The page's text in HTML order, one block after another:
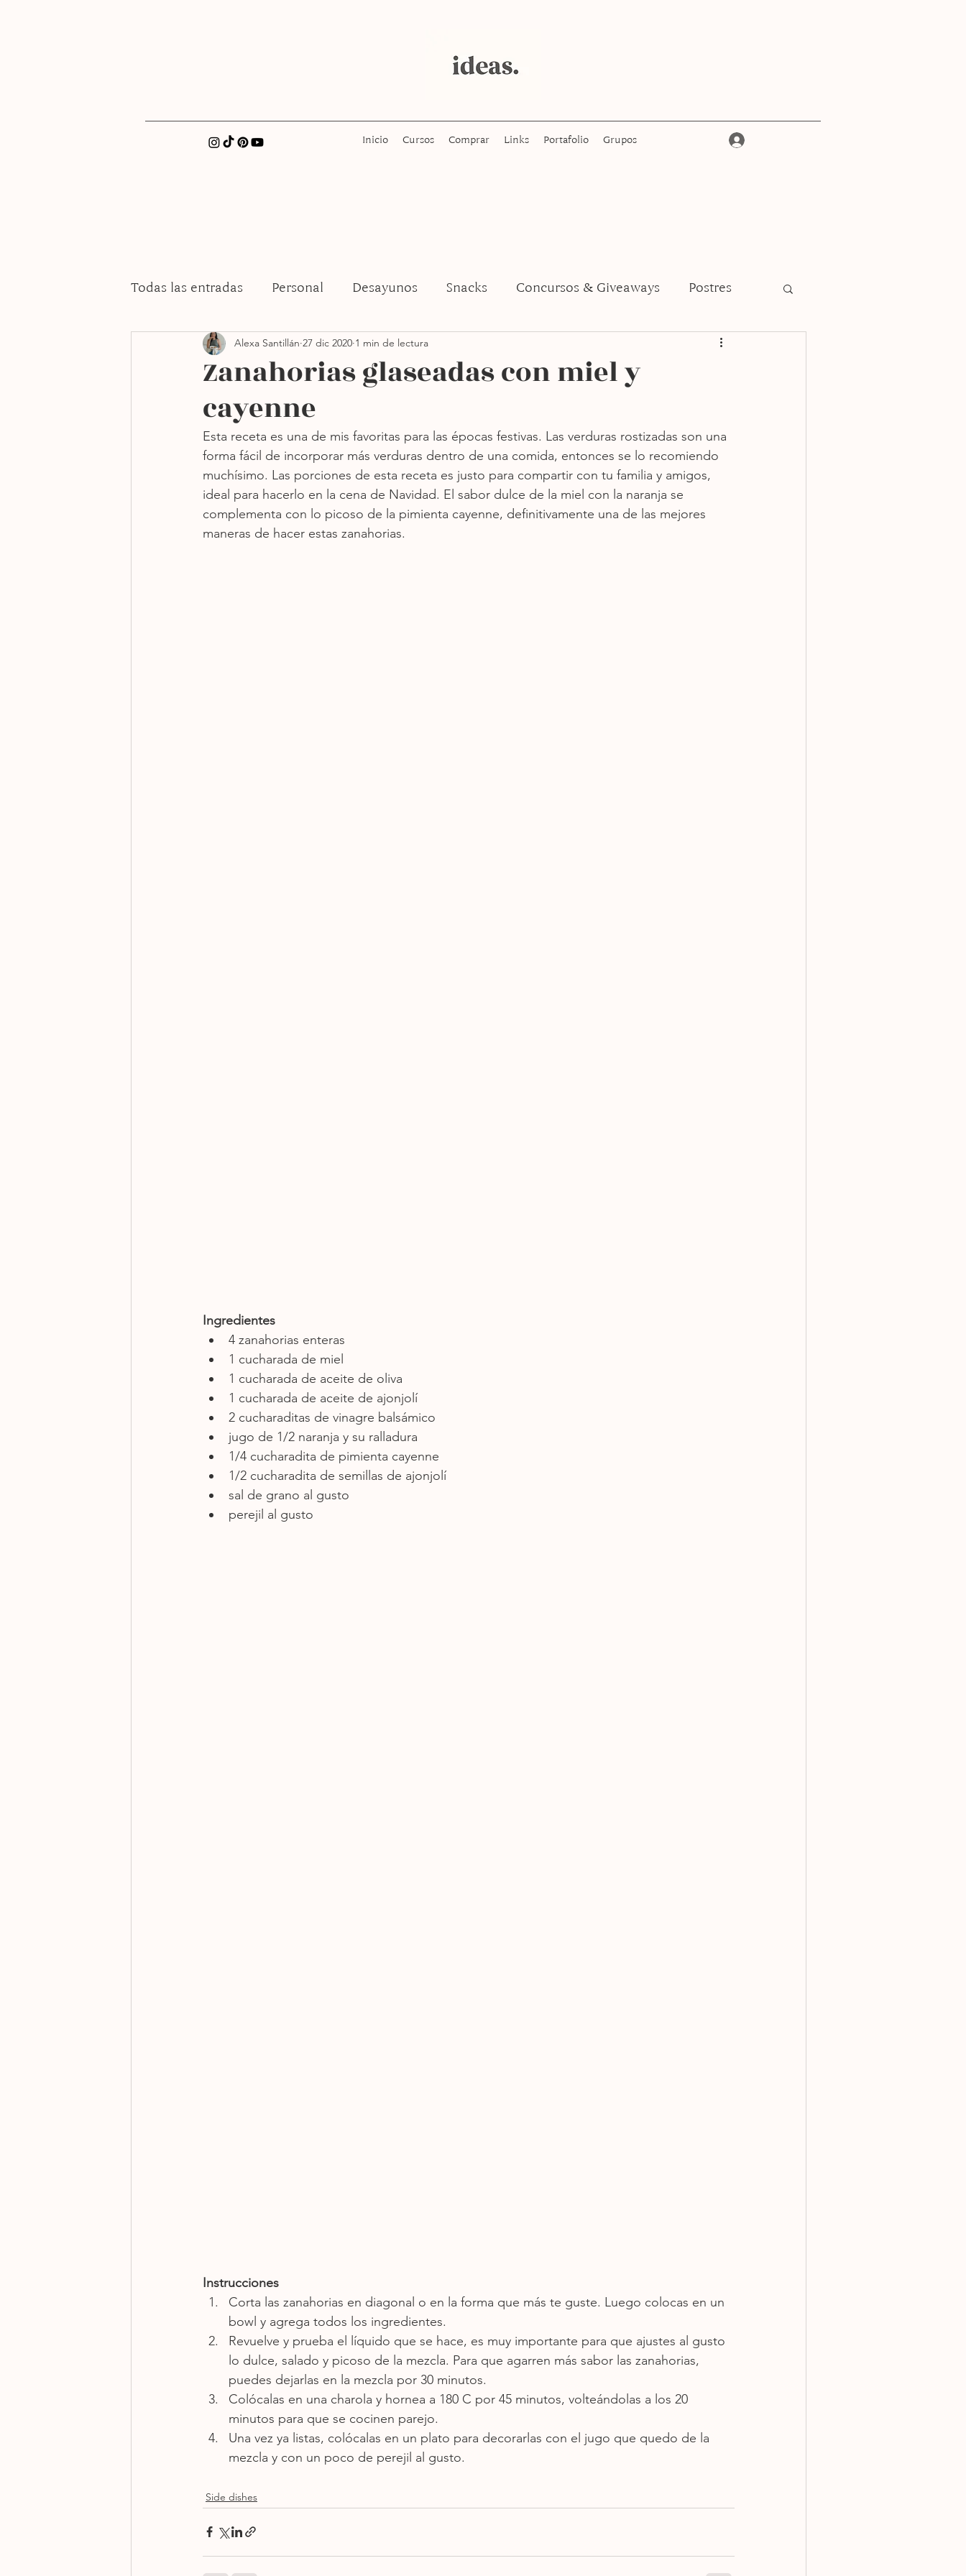
xatellez@gmail.com Inicio Cursos Comprar Links Portafolio Grupos
Todas las entradas Personal Desayunos Snacks Concursos & Giveaways Postres
Side dishes Navidad Thanksgiving Plato fuerte
Freidora de aire Sin horno
Zanahorias glaseadas con miel y
cayenne
Alexa Santillán 27 dic 2020 1 min de lectura
Esta receta es una de mis favoritas para las épocas festivas. Las verduras rostizadas son una
forma fácil de incorporar más verduras dentro de una comida, entonces se lo recomiendo
muchísimo. Las porciones de esta receta es justo para compartir con tu familia y amigos,
ideal para hacerlo en la cena de Navidad. El sabor dulce de la miel con la naranja se
complementa con lo picoso de la pimienta cayenne, definitivamente una de las mejores
maneras de hacer estas zanahorias.
Ingredientes
4 zanahorias enteras
1 cucharada de miel
1 cucharada de aceite de oliva
1 cucharada de aceite de ajonjolí
2 cucharaditas de vinagre balsámico
jugo de 1/2 naranja y su ralladura
1/4 cucharadita de pimienta cayenne
1/2 cucharadita de semillas de ajonjolí
sal de grano al gusto
perejil al gusto
Instrucciones
Corta las zanahorias en diagonal o en la forma que más te guste. Luego colocas en un
bowl y agrega todos los ingredientes.
Revuelve y prueba el líquido que se hace, es muy importante para que ajustes al gusto
lo dulce, salado y picoso de la mezcla. Para que agarren más sabor las zanahorias,
puedes dejarlas en la mezcla por 30 minutos.
Colócalas en una charola y hornea a 180 C por 45 minutos, volteándolas a los 20
minutos para que se cocinen parejo.
Una vez ya listas, colócalas en un plato para decorarlas con el jugo que quedo de la
mezcla y con un poco de perejil al gusto.
Side dishes